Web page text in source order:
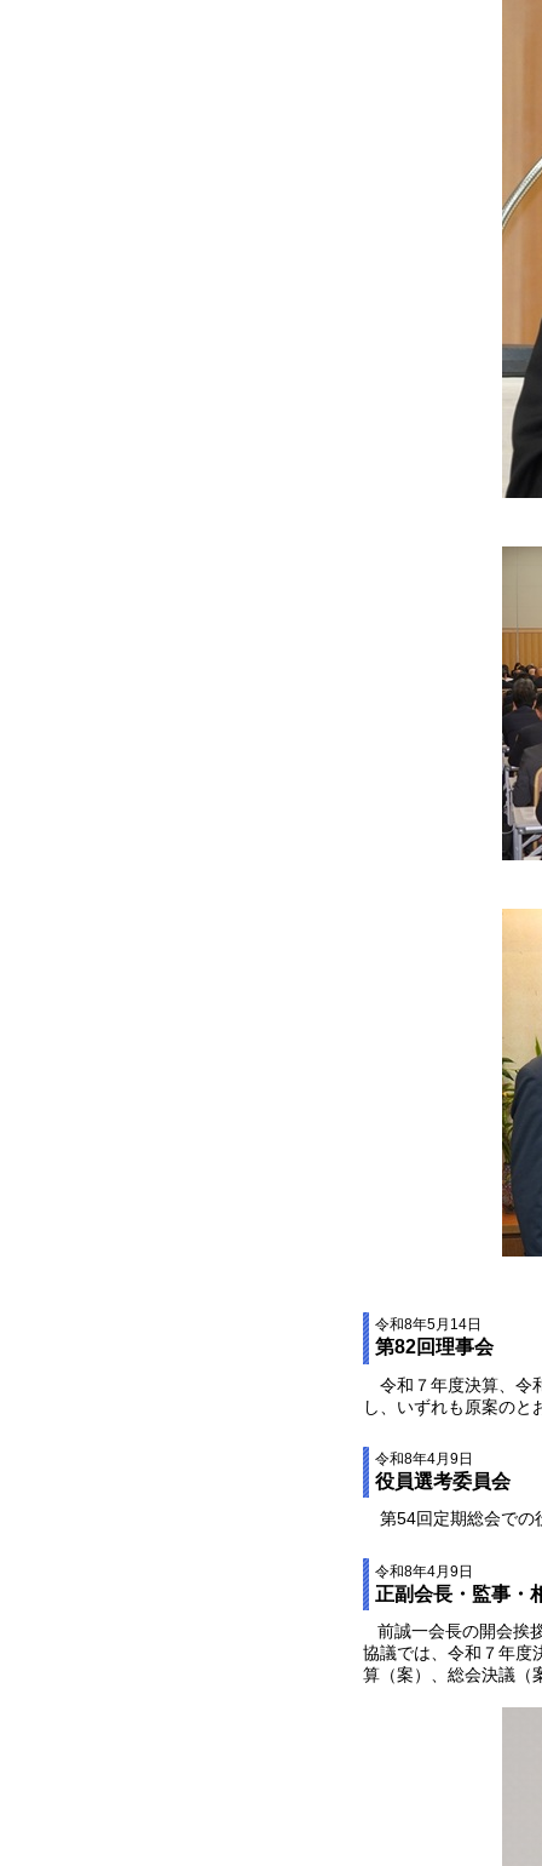
令和8年5月14日
第82回理事会
令和７年度決算、令
し、いずれも原案のと
令和8年4月9日
役員選考委員会
第54回定期総会での
令和8年4月9日
正副会長・監事・
前誠一会長の開会挨
協議では、令和７年度
算（案）、総会決議（